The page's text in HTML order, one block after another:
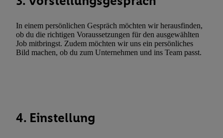
In einem persönlichen Gespräch möchten wir herausfinden,
ob du die richtigen Voraussetzungen für den ausgewählten
Job mitbringst. Zudem möchten wir uns ein persönliches
Bild machen, ob du zum Unternehmen und ins Team passt.
4. Einstellung
Unter „Anpassen“ können Sie einzelne
Funktionen im Rahmen des Einsatzes des IAB TCF für Werbung
Erfolgsmessung:
Gewährleistung der Sicherheit, Verhinderung und Aufdeckung
Werbekampagnen durch TTD und Nutzung der
Utiq-Technologie für digitales Marketing, sowie: